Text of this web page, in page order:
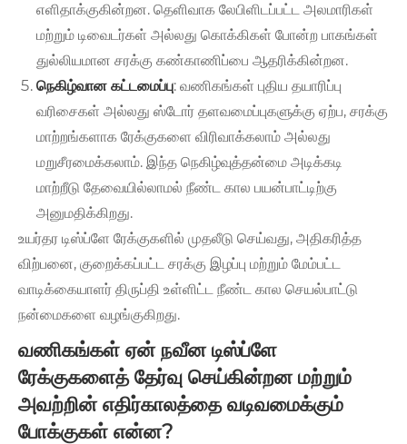
எளிதாக்குகின்றன. தெளிவாக லேபிளிடப்பட்ட அலமாரிகள்
மற்றும் டிவைடர்கள் அல்லது கொக்கிகள் போன்ற பாகங்கள்
துல்லியமான சரக்கு கண்காணிப்பை ஆதரிக்கின்றன.
நெகிழ்வான கட்டமைப்பு: வணிகங்கள் புதிய தயாரிப்பு
வரிசைகள் அல்லது ஸ்டோர் தளவமைப்புகளுக்கு ஏற்ப, சரக்கு
மாற்றங்களாக ரேக்குகளை விரிவாக்கலாம் அல்லது
மறுசீரமைக்கலாம். இந்த நெகிழ்வுத்தன்மை அடிக்கடி
மாற்றீடு தேவையில்லாமல் நீண்ட கால பயன்பாட்டிற்கு
அனுமதிக்கிறது.
உயர்தர டிஸ்ப்ளே ரேக்குகளில் முதலீடு செய்வது, அதிகரித்த
விற்பனை, குறைக்கப்பட்ட சரக்கு இழப்பு மற்றும் மேம்பட்ட
வாடிக்கையாளர் திருப்தி உள்ளிட்ட நீண்ட கால செயல்பாட்டு
நன்மைகளை வழங்குகிறது.
வணிகங்கள் ஏன் நவீன டிஸ்ப்ளே
ரேக்குகளைத் தேர்வு செய்கின்றன மற்றும்
அவற்றின் எதிர்காலத்தை வடிவமைக்கும்
போக்குகள் என்ன?